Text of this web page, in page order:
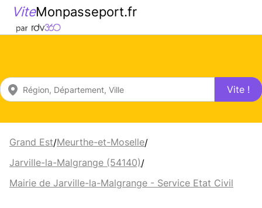
ViteMonpasseport.fr
Vite !
Grand Est/Meurthe-et-Moselle/
Jarville-la-Malgrange (54140)/
Mairie de Jarville-la-Malgrange - Service Etat Civil